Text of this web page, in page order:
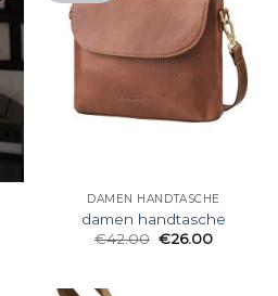
DAMEN HANDTASCHE
damen handtasche
€42.00 €26.00